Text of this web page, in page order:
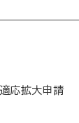
応拡大申請